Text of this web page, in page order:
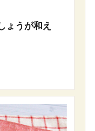
ょうが和え